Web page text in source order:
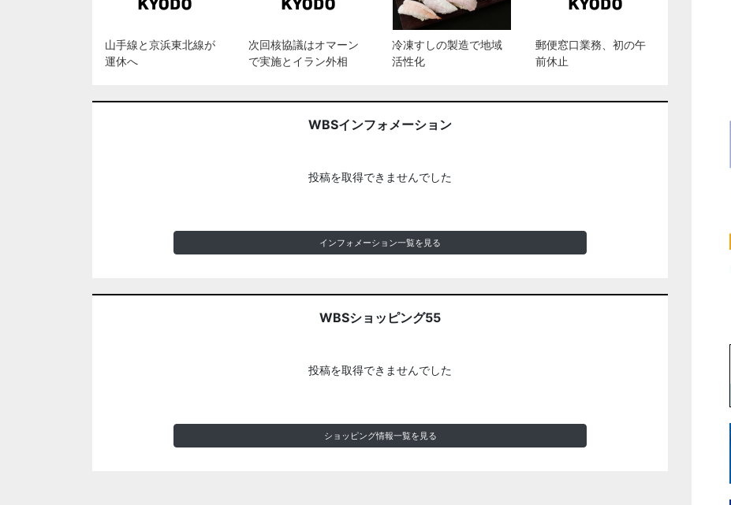
山手線と京浜東北線が
運休へ
次回核協議はオマーン
で実施とイラン外相
冷凍すしの製造で地域
活性化
郵便窓口業務、初の午
前休止
WBSインフォメーション
投稿を取得できませんでした
インフォメーション一覧を見る
WBSショッピング55
投稿を取得できませんでした
ショッピング情報一覧を見る